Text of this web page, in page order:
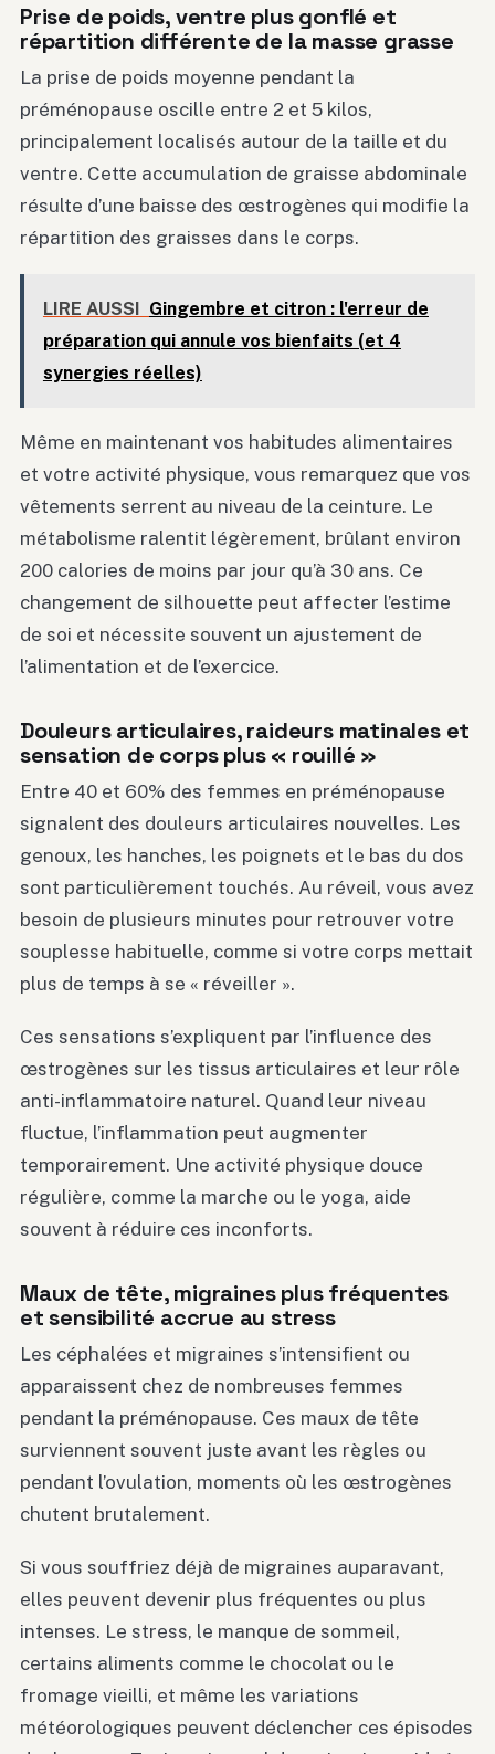
Prise de poids, ventre plus gonflé et
répartition différente de la masse grasse
La prise de poids moyenne pendant la
préménopause oscille entre 2 et 5 kilos,
principalement localisés autour de la taille et du
ventre. Cette accumulation de graisse abdominale
résulte d’une baisse des œstrogènes qui modifie la
répartition des graisses dans le corps.
LIRE AUSSI
Gingembre et citron : l'erreur de
préparation qui annule vos bienfaits (et 4
synergies réelles)
Même en maintenant vos habitudes alimentaires
et votre activité physique, vous remarquez que vos
vêtements serrent au niveau de la ceinture. Le
métabolisme ralentit légèrement, brûlant environ
200 calories de moins par jour qu’à 30 ans. Ce
changement de silhouette peut affecter l’estime
de soi et nécessite souvent un ajustement de
l’alimentation et de l’exercice.
Douleurs articulaires, raideurs matinales et
sensation de corps plus « rouillé »
Entre 40 et 60% des femmes en préménopause
signalent des douleurs articulaires nouvelles. Les
genoux, les hanches, les poignets et le bas du dos
sont particulièrement touchés. Au réveil, vous avez
besoin de plusieurs minutes pour retrouver votre
souplesse habituelle, comme si votre corps mettait
plus de temps à se « réveiller ».
Ces sensations s’expliquent par l’influence des
œstrogènes sur les tissus articulaires et leur rôle
anti-inflammatoire naturel. Quand leur niveau
fluctue, l’inflammation peut augmenter
temporairement. Une activité physique douce
régulière, comme la marche ou le yoga, aide
souvent à réduire ces inconforts.
Maux de tête, migraines plus fréquentes
et sensibilité accrue au stress
Les céphalées et migraines s’intensifient ou
apparaissent chez de nombreuses femmes
pendant la préménopause. Ces maux de tête
surviennent souvent juste avant les règles ou
pendant l’ovulation, moments où les œstrogènes
chutent brutalement.
Si vous souffriez déjà de migraines auparavant,
elles peuvent devenir plus fréquentes ou plus
intenses. Le stress, le manque de sommeil,
certains aliments comme le chocolat ou le
fromage vieilli, et même les variations
météorologiques peuvent déclencher ces épisodes